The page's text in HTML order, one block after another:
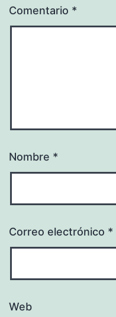
Comentario *
Nombre *
Correo electrónico *
Web